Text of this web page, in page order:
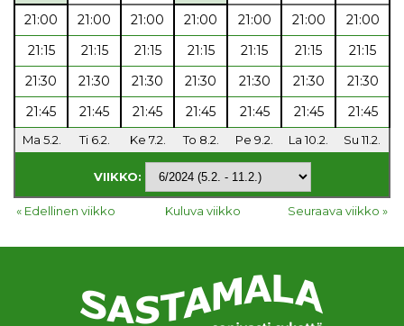
21:00
21:00 21:00 21:00 21:00 21:00
21:00
21:15
21:15 21:15 21:15 21:15 21:15
21:15
21:30
21:30 21:30 21:30 21:30 21:30
21:30
21:45
21:45 21:45 21:45 21:45 21:45 21:45
Ma 5.2. Ti 6.2. Ke 7.2. To 8.2. Pe 9.2. La 10.2. Su 11.2.
VIIKKO:
« Edellinen viikko Kuluva viikko Seuraava viikko »